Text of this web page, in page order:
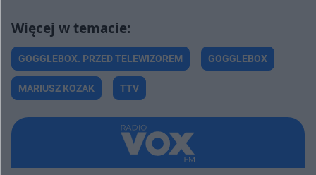
GOGGLEBOX. PRZED TELEWIZOREM GOGGLEBOX
MARIUSZ KOZAK TTV